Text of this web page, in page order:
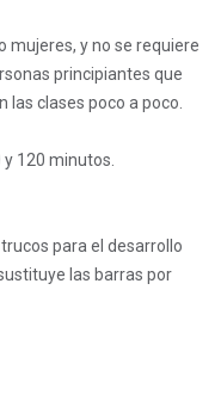
mujeres, y no se requiere
principiantes que
las clases poco a poco.
y 120 minutos.
para el desarrollo
las barras por